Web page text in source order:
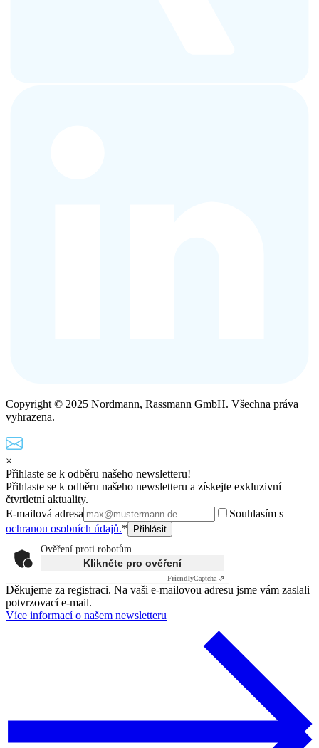
Copyright © 2025 Nordmann, Rassmann GmbH. Všechna práva
vyhrazena.
×
Přihlaste se k odběru našeho newsletteru!
Přihlaste se k odběru našeho newsletteru a získejte exkluzivní
čtvrtletní aktuality.
E-mailová adresa
Souhlasím s
ochranou osobních údajů.*
Ověření proti robotům
Klikněte pro ověření
FriendlyCaptcha ⇗
Děkujeme za registraci. Na vaši e-mailovou adresu jsme vám zaslali
potvrzovací e-mail.
Více informací o našem newsletteru